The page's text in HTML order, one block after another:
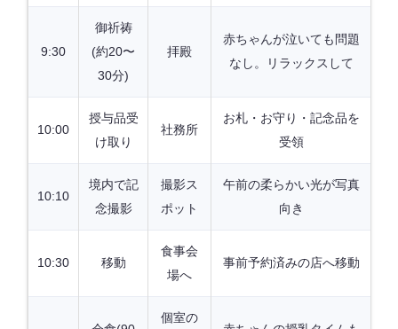
9:30
御祈祷
(約20〜
30分)
拝殿
赤ちゃんが泣いても問題
なし。リラックスして
10:00
授与品受
け取り
社務所
お札・お守り・記念品を
受領
10:10
境内で記
念撮影
撮影ス
ポット
午前の柔らかい光が写真
向き
10:30 移動
食事会
場へ
事前予約済みの店へ移動
個室の